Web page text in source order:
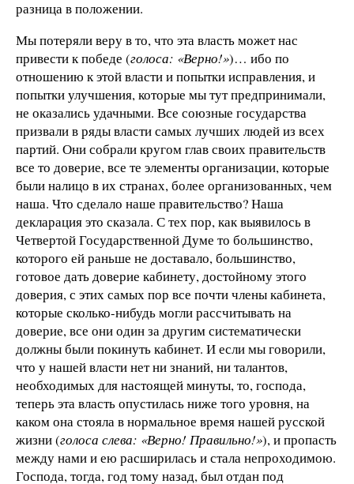
разница в положении.
Мы потеряли веру в то, что эта власть может нас
привести к победе (голоса: «Верно!»)… ибо по
отношению к этой власти и попытки исправления, и
попытки улучшения, которые мы тут предпринимали,
не оказались удачными. Все союзные государства
призвали в ряды власти самых лучших людей из всех
партий. Они собрали кругом глав своих правительств
все то доверие, все те элементы организации, которые
были налицо в их странах, более организованных, чем
наша. Что сделало наше правительство? Наша
декларация это сказала. С тех пор, как выявилось в
Четвертой Государственной Думе то большинство,
которого ей раньше не доставало, большинство,
готовое дать доверие кабинету, достойному этого
доверия, с этих самых пор все почти члены кабинета,
которые сколько-нибудь могли рассчитывать на
доверие, все они один за другим систематически
должны были покинуть кабинет. И если мы говорили,
что у нашей власти нет ни знаний, ни талантов,
необходимых для настоящей минуты, то, господа,
теперь эта власть опустилась ниже того уровня, на
каком она стояла в нормальное время нашей русской
жизни (голоса слева: «Верно! Правильно!»), и пропасть
между нами и ею расширилась и стала непроходимою.
Господа, тогда, год тому назад, был отдан под